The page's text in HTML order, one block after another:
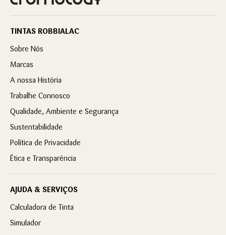
TINTAS ROBBIALAC
Sobre Nós
Marcas
A nossa História
Trabalhe Connosco
Qualidade, Ambiente e Segurança
Sustentabilidade
Política de Privacidade
Ética e Transparência
AJUDA & SERVIÇOS
Calculadora de Tinta
Simulador